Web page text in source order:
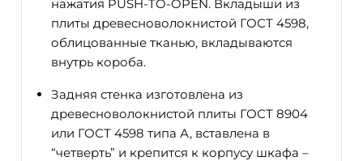
нажатия PUSH-TO-OPEN. Вкладыши из
плиты древесноволокнистой ГОСТ 4598,
облицованные тканью, вкладываются
внутрь короба.
Задняя стенка изготовлена из
древесноволокнистой плиты ГОСТ 8904
или ГОСТ 4598 типа А, вставлена в
“четверть” и крепится к корпусу шкафа –